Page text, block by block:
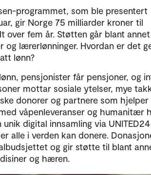
programmet, som ble presentert
gir Norge 75 milliarder kroner til
over fem år. Støtten går blant
og lærerlønninger. Hvordan er det
lønn?
pensjonister får pensjoner, og
mottar sosiale ytelser, mye
donorer og partnere som hjelper
våpenleveranser og humanitær
unik digital innsamling via
alle i verden kan donere.
og gir støtte til blant
og hæren.